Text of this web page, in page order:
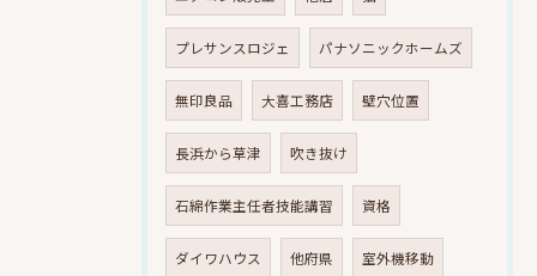
プレサンスロジェ パナソニックホームズ
無印良品 大喜工務店 壁穴位置
長浜から草津 吹き抜け
石綿作業主任者技能講習 資格
ダイワハウス 他府県 室外機移動